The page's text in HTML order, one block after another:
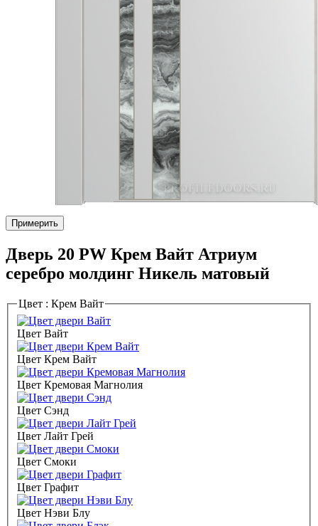
Примерить
Дверь 20 PW Крем Вайт Атриум
серебро молдинг Никель матовый
Цвет : Крем Вайт
Цвет Вайт
Цвет Крем Вайт
Цвет Кремовая Магнолия
Цвет Сэнд
Цвет Лайт Грей
Цвет Смоки
Цвет Графит
Цвет Нэви Блу